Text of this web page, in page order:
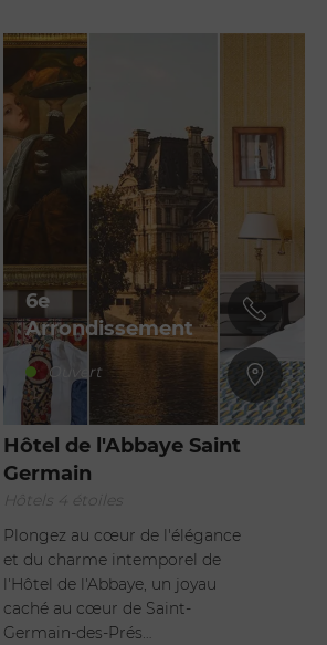
6e
Arrondissement
Ouvert
Hôtel de l'Abbaye Saint
Germain
Hôtels 4 étoiles
Plongez au cœur de l'élégance
et du charme intemporel de
l'Hôtel de l'Abbaye, un joyau
caché au cœur de Saint-
Germain-des-Prés…